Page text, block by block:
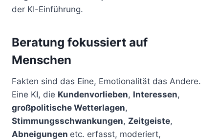
der KI-Einführung.
Beratung fokussiert auf
Menschen
Fakten sind das Eine, Emotionalität das Andere.
Eine KI, die Kundenvorlieben, Interessen,
großpolitische Wetterlagen,
Stimmungsschwankungen, Zeitgeiste,
Abneigungen etc. erfasst, moderiert,